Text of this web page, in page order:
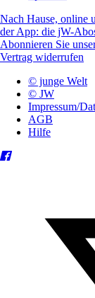
Nach Hause, online
der App: die jW-
Abonnieren Sie
Vertrag widerrufen
© junge Welt
© JW
Impressum/
AGB
Hilfe